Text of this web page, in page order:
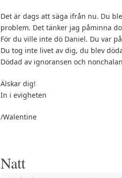
Det är dags att säga ifrån nu. Du
problem. Det tänker jag påminna
För du ville inte dö Daniel. Du var
Du tog inte livet av dig, du blev
Dödad av ignoransen och
Älskar dig!
In i evigheten
/Walentine
Natt